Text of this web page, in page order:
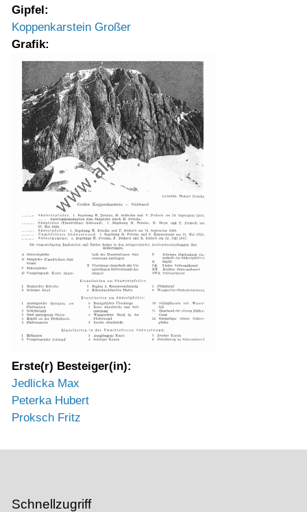
Gipfel:
Koppenkarstein Großer
Grafik:
Erste(r) Besteiger(in):
Jedlicka Max
Peterka Hubert
Proksch Fritz
Schnellzugriff